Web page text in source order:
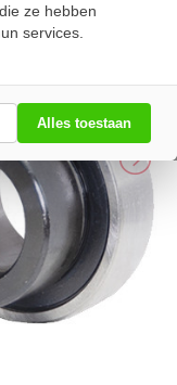
ze hebben
services.
Alles toestaan